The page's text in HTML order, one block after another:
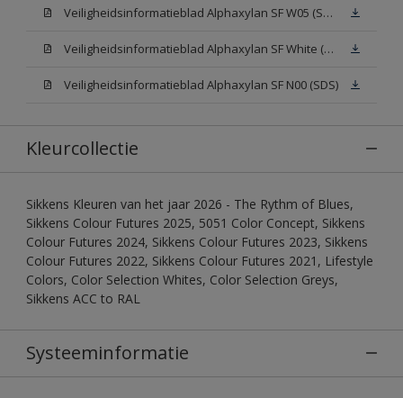
Veiligheidsinformatieblad Alphaxylan SF W05 (SDS)
Veiligheidsinformatieblad Alphaxylan SF White (SDS)
Veiligheidsinformatieblad Alphaxylan SF N00 (SDS)
Kleurcollectie
Sikkens Kleuren van het jaar 2026 - The Rythm of Blues,
Sikkens Colour Futures 2025, 5051 Color Concept, Sikkens
Colour Futures 2024, Sikkens Colour Futures 2023, Sikkens
Colour Futures 2022, Sikkens Colour Futures 2021, Lifestyle
Colors, Color Selection Whites, Color Selection Greys,
Sikkens ACC to RAL
Systeeminformatie